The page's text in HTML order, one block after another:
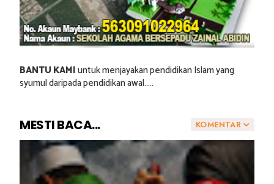
BANTU KAMIuntuk menjayakan pendidikan Islam yang
syumul daripada pendidikan awal.....
KOMENTAR
MESTI BACA...